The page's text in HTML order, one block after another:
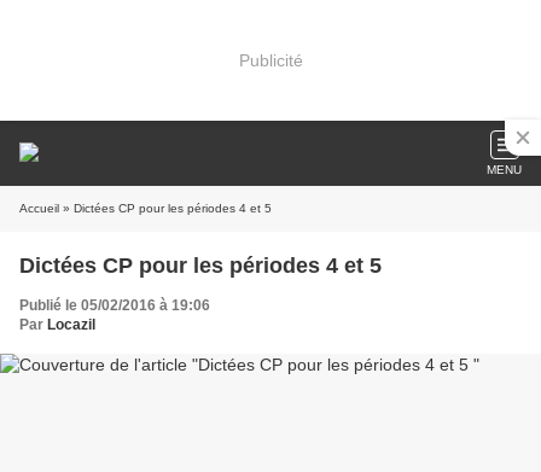
Publicité
MENU
Accueil » Dictées CP pour les périodes 4 et 5
Dictées CP pour les périodes 4 et 5
Publié le 05/02/2016 à 19:06
Par Locazil